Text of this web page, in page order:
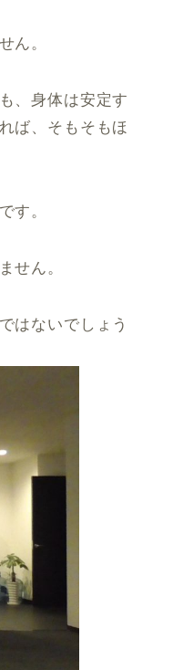
ん。
、身体は安定す
ば、そもそもほ
す。
せん。
はないでしょう